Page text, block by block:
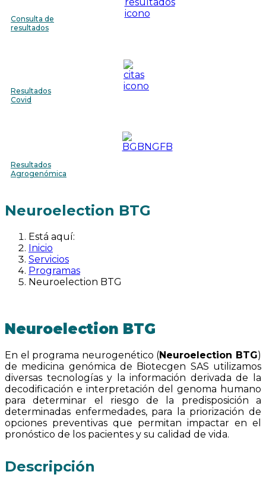
Consulta de
resultados
Resultados
Covid
Resultados
Agrogenómica
Neuroelection BTG
Está aquí:
Inicio
Servicios
Programas
Neuroelection BTG
Neuroelection BTG
En el programa neurogenético (Neuroelection BTG)
de medicina genómica de Biotecgen SAS utilizamos
diversas tecnologías y la información derivada de la
decodificación e interpretación del genoma humano
para determinar el riesgo de la predisposición a
determinadas enfermedades, para la priorización de
opciones preventivas que permitan impactar en el
pronóstico de los pacientes y su calidad de vida.
Descripción